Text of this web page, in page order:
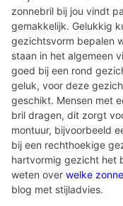
zonnebril bij jou vindt
gemakkelijk. Gelukkig
gezichtsvorm bepalen
staan in het algemeen
goed bij een rond
geluk, voor deze
geschikt. Mensen met
bril dragen, dit zorgt
montuur, bijvoorbeeld
bij een rechthoekige
hartvormig gezicht het
weten over welke
blog met stijladvies.